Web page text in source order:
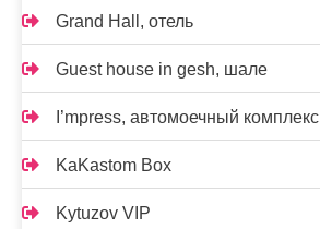
Grand Hall, отель
Guest house in gesh, шале
I’mpress, автомоечный комплекс
KaKastom Box
Kytuzov VIP